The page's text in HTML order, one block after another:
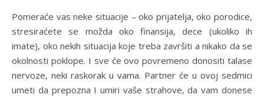
Pomeraće vas neke situacije – oko prijatelja, oko porodice,
stresiraćete se možda oko finansija, dece (ukoliko ih
imate), oko nekih situacija koje treba završiti a nikako da se
okolnosti poklope. I sve će ovo povremeno donositi talase
nervoze, neki raskorak u vama. Partner će u ovoj sedmici
umeti da prepozna I umiri vaše strahove, da vam donese